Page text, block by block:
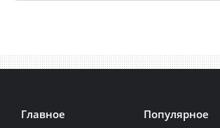
Главное Популярное